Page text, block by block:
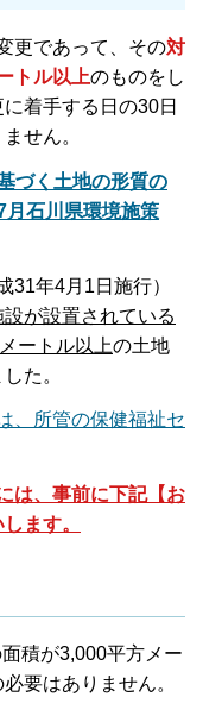
更であって、その対
トル以上のものをし
着手する日の30日
せん。
づく土地の形質の
月石川県環境施策
31年4月1日施行）
が設置されている
ートル以上の土地
た。
、所管の保健福祉セ
は、事前に下記【お
ます。
積が3,000平方メー
要はありません。